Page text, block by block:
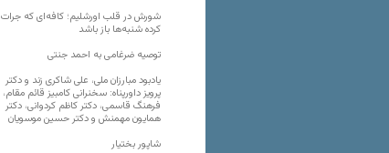
شورش در قلب اورشلیم؛ کافه‌ای که جرات
کرده شنبه‌ها باز باشد
توصیه ضرغامی به احمد جنتی
یادبود مبارزان ملی، علی شاکری زند و دکتر
پرویز داورپناه: سخنرانی کامبیز قائم مقام،
فرهنگ قاسمی، دکتر کاظم کردوانی، دکتر
همایون مهمنش و دکتر حسین موسویان
شاپور بختیار